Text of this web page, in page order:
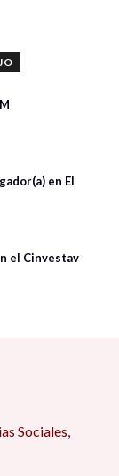
en El
el Cinvestav
Sociales,